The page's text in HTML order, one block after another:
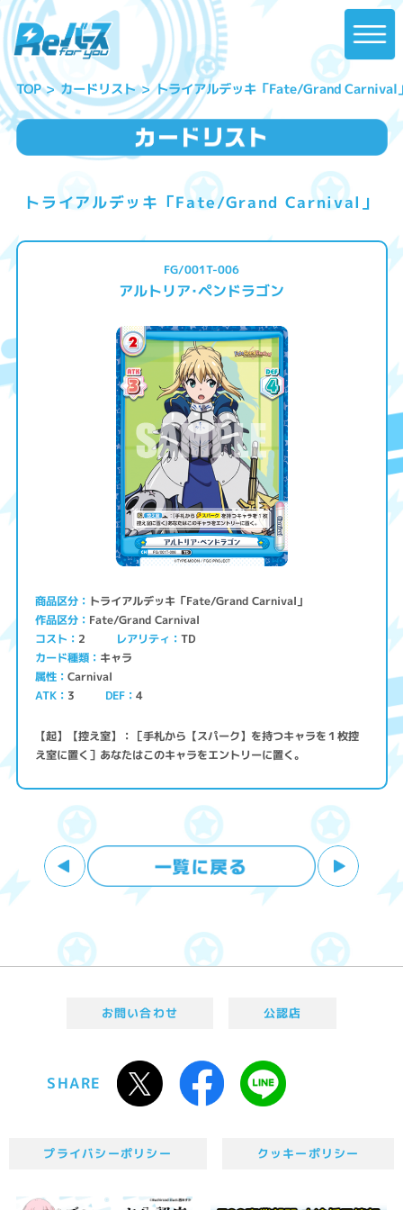
TOP カードリスト トライアルデッキ「Fate/Grand Carnival
トライアルデッキ「Fate/Grand Carnival」
FG/001T-006
アルトリア･ペンドラゴン
商品区分 トライアルデッキ「Fate/Grand Carnival」
作品区分 Fate/Grand Carnival
コスト 2 レアリティ TD
カード種類 キャラ
属性 Carnival
ATK 3 DEF 4
【起】【控え室】：［手札から【スパーク】を持つキャラを１枚控
え室に置く］あなたはこのキャラをエントリーに置く。
お問い合わせ 公認店
SHARE
プライバシーポリシー クッキーポリシー